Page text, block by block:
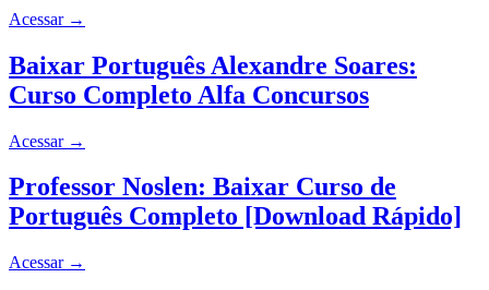
Acessar →
Baixar Português Alexandre Soares:
Curso Completo Alfa Concursos
Acessar →
Professor Noslen: Baixar Curso de
Português Completo [Download Rápido]
Acessar →